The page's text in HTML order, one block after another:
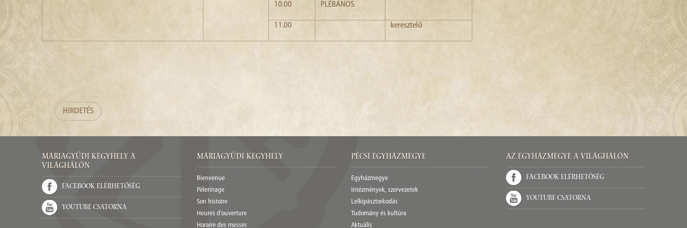
10.00 PLÉBÁNOS
11.00 keresztelő
HIRDETÉS
Máriagyűdi Kegyhely a
világhálón
Facebook elérhetőség
Youtube csatorna
Máriagyűdi Kegyhely
Bienvenue
Pèlerinage
Son histoire
Heures d’ouverture
Horaire des messes
Pécsi egyházmegye
Egyházmegye
Intézmények, szervezetek
Lelkipásztorkodás
Tudomány és kultúra
Aktuális
Az Egyházmegye a világhálón
Facebook elérhetőség
Youtube csatorna